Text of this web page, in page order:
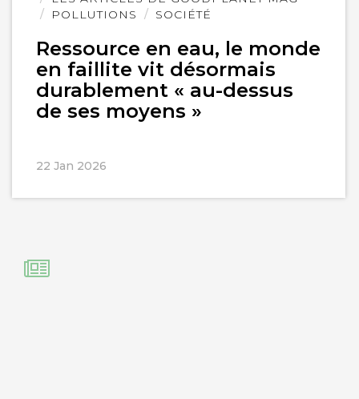
POLLUTIONS
SOCIÉTÉ
Ressource en eau, le monde
en faillite vit désormais
durablement « au-dessus
de ses moyens »
22 Jan 2026